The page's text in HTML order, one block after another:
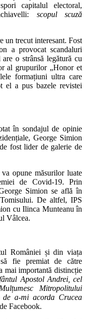
capitalul electoral,
scopul scuză
trecut interesant. Fost
a provocat scandaluri
o strânsă legătură cu
al grupurilor „Honor et
formațiuni ultra care
el a pus bazele revistei
în sondajul de opinie
George Simion
fost lider de galerie de
opune măsurilor luate
de Covid-19. Prin
Simion se află în
De altfel, IPS
cu Ilinca Munteanu în
Vâlcea.
României și din viața
fie premiat de către
importantă distincție
Apostol Andrei, cel
Mitropolitului
a-mi acorda Crucea
Facebook.